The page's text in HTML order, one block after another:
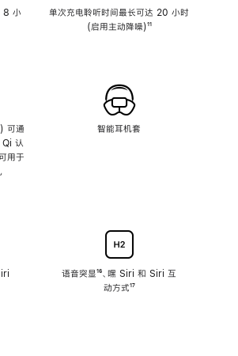
8 小
可通
认
用于
单次充电聆听时间最长可达 20 小时
(启用主动降噪)脚
¹¹
智能耳机套
语音突显脚
注
¹⁶、嘿 Siri 和 Siri 互
动方式脚
¹⁷